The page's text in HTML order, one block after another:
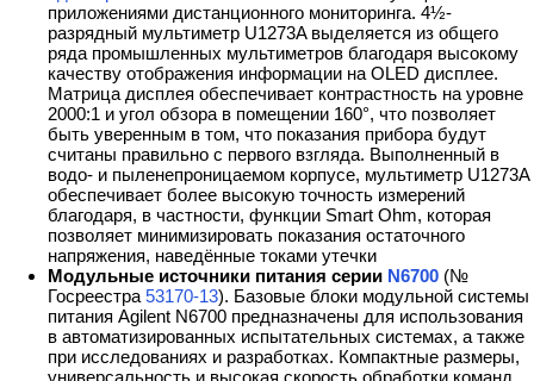
приложениями дистанционного мониторинга. 4½-
разрядный мультиметр U1273A выделяется из общего
ряда промышленных мультиметров благодаря высокому
качеству отображения информации на OLED дисплее.
Матрица дисплея обеспечивает контрастность на уровне
2000:1 и угол обзора в помещении 160°, что позволяет
быть уверенным в том, что показания прибора будут
считаны правильно с первого взгляда. Выполненный в
водо- и пыленепроницаемом корпусе, мультиметр U1273A
обеспечивает более высокую точность измерений
благодаря, в частности, функции Smart Ohm, которая
позволяет минимизировать показания остаточного
напряжения, наведённые токами утечки
Модульные источники питания серии N6700 (№
Госреестра 53170-13). Базовые блоки модульной системы
питания Agilent N6700 предназначены для использования
в автоматизированных испытательных системах, а также
при исследованиях и разработках. Компактные размеры,
универсальность и высокая скорость обработки команд